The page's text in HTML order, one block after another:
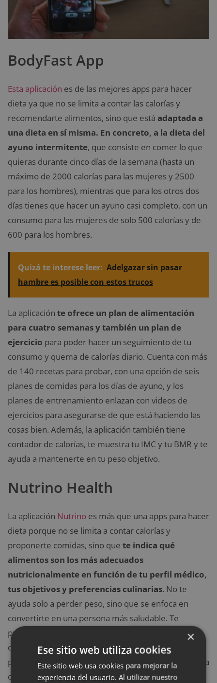
BodyFast App
Esta aplicación es de las mejores apps para hacer
dieta ya que no se limita a contar las calorías y
recomendarte alimentos, sino que está adaptada a
una dieta en sí misma. En concreto, a la dieta del
ayuno intermitente, que consiste en comer lo que
quieras durante cinco días de la semana (hasta un
máximo de 2000 calorías para las mujeres y 2500
para los hombres), mientras que para los otros dos
días tienes que hacer un ayuno casi completo, con un
consumo para las mujeres de solo 500 calorías y de
600 para los hombres.
Quizá te interese leer: Adelgazar sin pasar
hambre es posible con estos trucos
La aplicación te ofrece un plan de alimentación
para cuatro semanas y también un plan de
ejercicio para poder hacer un seguimiento de tu
consumo y quema de calorías diario. Cuenta con más
de 140 recetas para probar, con una opción de seis
planes de comidas para los días de ayuno, y los
planes de entrenamiento enlazan con videos de
ejercicios para asegurarse de que está haciendo las
cosas bien. Además, la aplicación también tiene
contador de calorías, te muestra tu IMC y tu BMR y te
ayuda a mantenerte en tu peso objetivo.
Nutrino Health
La aplicación Nutrino es más que una apps para hacer
dieta porque no se limita a contar calorías y
proponerte comidas, sino que te indica qué
alimentos son los más adecuados
nutricionalmente en función de tu perfil médico,
tus objetivos y preferencias culinarias. No te
ayuda solo a perder peso, sino que se enfoca en
convertirte en una persona más saludable. Te
proporciona recetas personalizadas, un planificador
de comidas completo y personalizable, sugerencias
para comer platos saludables en restaurantes, cuenta
con un asesor de salud para mantenerte al día sobre
×
Ese sitio web utiliza cookies
Este sitio web usa cookies para mejorar la
experiencia del usuario. Al utilizar nuestro